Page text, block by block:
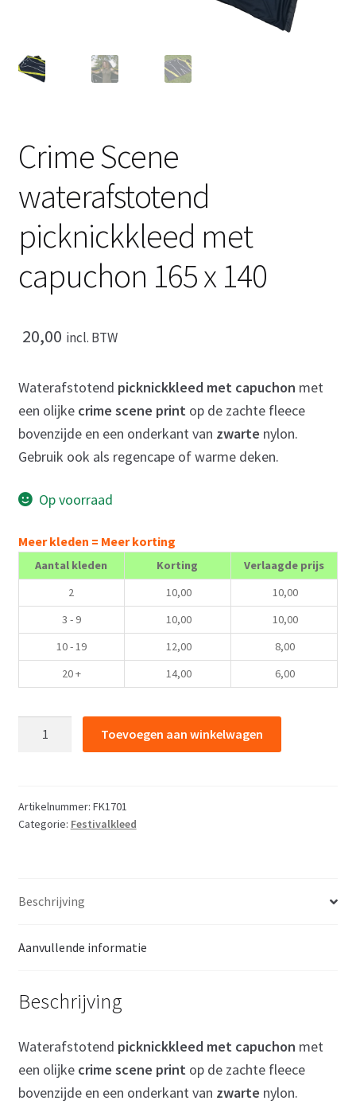
Crime Scene
waterafstotend
picknickkleed met
capuchon 165 x 140
20,00 incl. BTW
Waterafstotend picknickkleed met capuchon met
een olijke crime scene print op de zachte fleece
bovenzijde en een onderkant van zwarte nylon.
Gebruik ook als regencape of warme deken.
Op voorraad
Meer kleden = Meer korting
Aantal kleden Korting
Verlaagde prijs
2
10,00
10,00
3 - 9
10,00
10,00
10 - 19
12,00
8,00
20 +
14,00 6,00
met
capuchon
aantal
Toevoegen aan winkelwagen
Artikelnummer: FK1701
Categorie: Festivalkleed
Beschrijving
Aanvullende informatie
Beschrijving
Waterafstotend picknickkleed met capuchon met
een olijke crime scene printop de zachte fleece
bovenzijde en een onderkant van zwarte nylon.